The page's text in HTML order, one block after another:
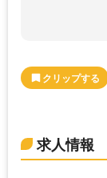
求人情報